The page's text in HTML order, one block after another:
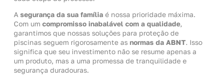
A segurança da sua família é nossa prioridade máxima.
Com um compromisso inabalável com a qualidade,
garantimos que nossas soluções para proteção de
piscinas seguem rigorosamente as normas da ABNT. Isso
significa que seu investimento não se resume apenas a
um produto, mas a uma promessa de tranquilidade e
segurança duradouras.